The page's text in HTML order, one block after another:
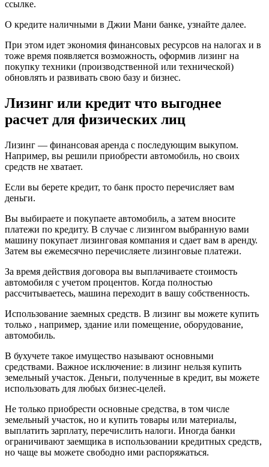
ссылке.
О кредите наличными в Джии Мани банке, узнайте далее.
При этом идет экономия финансовых ресурсов на налогах и в
тоже время появляется возможность, оформив лизинг на
покупку техники (производственной или технической)
обновлять и развивать свою базу и бизнес.
Лизинг или кредит что выгоднее
расчет для физических лиц
Лизинг — финансовая аренда с последующим выкупом.
Например, вы решили приобрести автомобиль, но своих
средств не хватает.
Если вы берете кредит, то банк просто перечисляет вам
деньги.
Вы выбираете и покупаете автомобиль, а затем вносите
платежи по кредиту. В случае с лизингом выбранную вами
машину покупает лизинговая компания и сдает вам в аренду.
Затем вы ежемесячно перечисляете лизинговые платежи.
За время действия договора вы выплачиваете стоимость
автомобиля с учетом процентов. Когда полностью
рассчитываетесь, машина переходит в вашу собственность.
Использование заемных средств. В лизинг вы можете купить
только , например, здание или помещение, оборудование,
автомобиль.
В бухучете такое имущество называют основными
средствами. Важное исключение: в лизинг нельзя купить
земельный участок. Деньги, полученные в кредит, вы можете
использовать для любых бизнес-целей.
Не только приобрести основные средства, в том числе
земельный участок, но и купить товары или материалы,
выплатить зарплату, перечислить налоги. Иногда банки
ограничивают заемщика в использовании кредитных средств,
но чаще вы можете свободно ими распоряжаться.